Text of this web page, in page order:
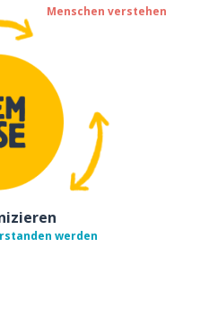
Menschen verstehen
werden